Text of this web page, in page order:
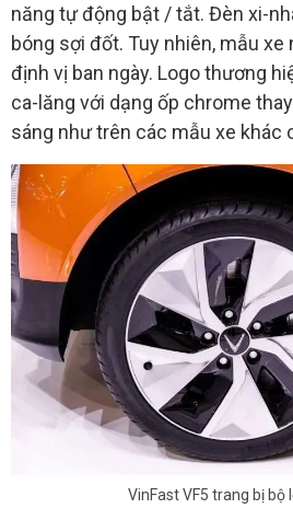
năng tự động bật / tắt. Đèn xi-
bóng sợi đốt. Tuy nhiên, mẫu xe
định vị ban ngày. Logo thương
ca-lăng với dạng ốp chrome
sáng như trên các mẫu xe khác
VinFast VF5 trang bị bộ